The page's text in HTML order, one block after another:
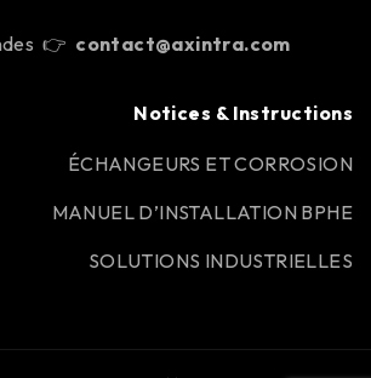
👉 contact@axintra.com
Notices & Instructions
ÉCHANGEURS ET CORROSION
MANUEL D’INSTALLATION BPHE
SOLUTIONS INDUSTRIELLES